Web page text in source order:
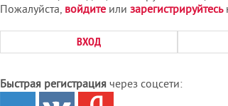
Пожалуйста, войдите или зарегистрируйтесь
ВХОД
Быстрая регистрация через соцсети: